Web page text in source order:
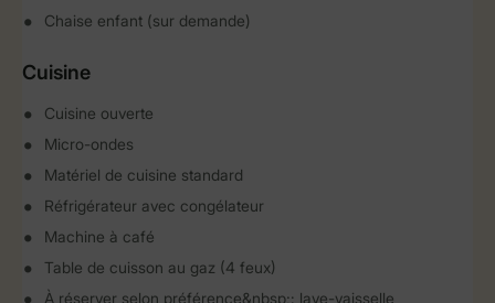
Chaise enfant (sur demande)
Cuisine
Cuisine ouverte
Micro-ondes
Matériel de cuisine standard
Réfrigérateur avec congélateur
Machine à café
Table de cuisson au gaz (4 feux)
À réserver selon préférence&nbsp;: lave-vaisselle